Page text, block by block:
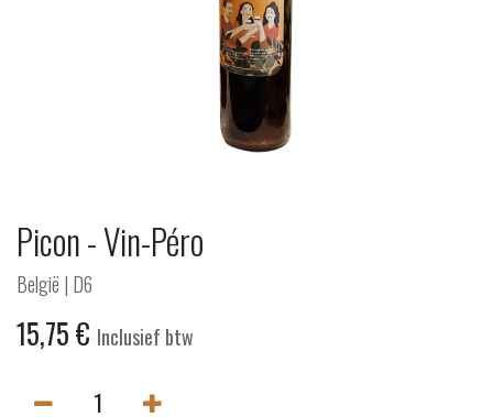
Picon - Vin-Péro
België | D6
15,75€ Inclusief btw